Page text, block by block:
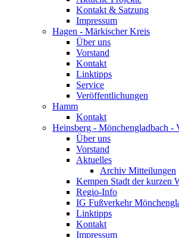
Kontakt & Satzung
Impressum
Hagen - Märkischer Kreis
Über uns
Vorstand
Kontakt
Linktipps
Service
Veröffentlichungen
Hamm
Kontakt
Heinsberg - Mönchengladbach -
Über uns
Vorstand
Aktuelles
Archiv Mitteilungen
Kempen Stadt der kurzen
Regio-Info
IG Fußverkehr
Linktipps
Kontakt
Impressum